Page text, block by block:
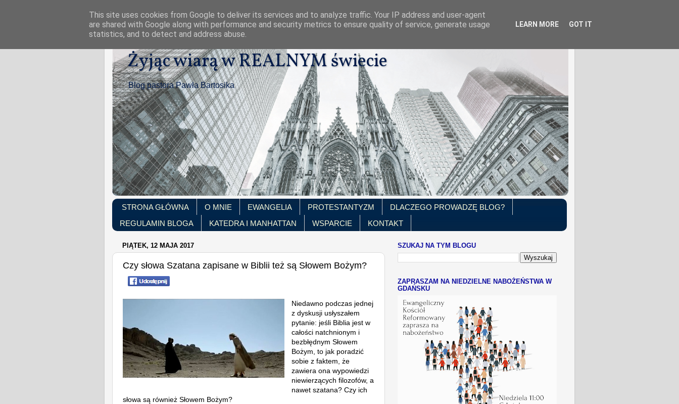
Żyjąc wiarą w REALNYM świecie
Blog pastora Pawła Bartosika
STRONA GŁÓWNA O MNIE EWANGELIA PROTESTANTYZM
DLACZEGO PROWADZĘ BLOG?
REGULAMIN BLOGA
KATEDRA I MANHATTAN WSPARCIE KONTAKT
PIĄTEK, 12 MAJA 2017
Czy słowa Szatana zapisane w Biblii też są Słowem Bożym?
Niedawno podczas jednej
z dyskusji usłyszałem
pytanie: jeśli Biblia jest w
całości natchnionym i
bezbłędnym Słowem
Bożym, to jak poradzić
sobie z faktem, że
zawiera ona wypowiedzi
niewierzących filozofów, a
nawet szatana? Czy ich
słowa są również Słowem Bożym?
SZUKAJ NA TYM BLOGU
ZAPRASZAM NA NIEDZIELNE NABOŻEŃSTWA W
GDAŃSKU
This site uses cookies from Google to deliver its services and to analyze traffic. Your IP address and user-agent
are shared with Google along with performance and security metrics to ensure quality of service, generate usage
statistics, and to detect and address abuse.
LEARN MORE GOT IT